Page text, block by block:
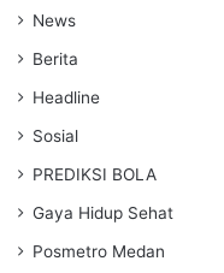
News
Berita
Headline
Sosial
PREDIKSI BOLA
Gaya Hidup Sehat
Posmetro Medan